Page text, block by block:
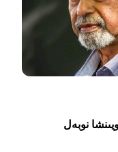
نوبەل